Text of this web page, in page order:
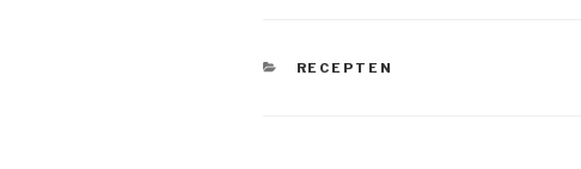
CATEGORIEËN
RECEPTEN